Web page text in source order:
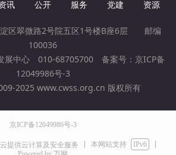
讯 公开 服务 党建 资源
淀区翠微路2号院五区1号楼B座6层 邮编
100036
展中心 010-68705700 备案号： 京ICP备
12049986号-3
2025 www.cwss.org.cn 版权所有
京ICP备12049986号-3
提供云计算及安全服务 本网站支持
IPv6